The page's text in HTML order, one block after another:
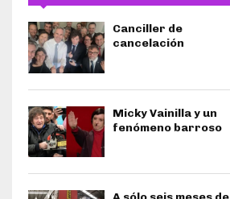
Canciller de
cancelación
Micky Vainilla y un
fenómeno barroso